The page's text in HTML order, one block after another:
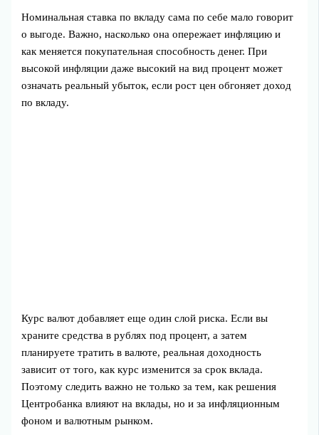
Номинальная ставка по вкладу сама по себе мало говорит
о выгоде. Важно, насколько она опережает инфляцию и
как меняется покупательная способность денег. При
высокой инфляции даже высокий на вид процент может
означать реальный убыток, если рост цен обгоняет доход
по вкладу.
Курс валют добавляет еще один слой риска. Если вы
храните средства в рублях под процент, а затем
планируете тратить в валюте, реальная доходность
зависит от того, как курс изменится за срок вклада.
Поэтому следить важно не только за тем, как решения
Центробанка влияют на вклады, но и за инфляционным
фоном и валютным рынком.